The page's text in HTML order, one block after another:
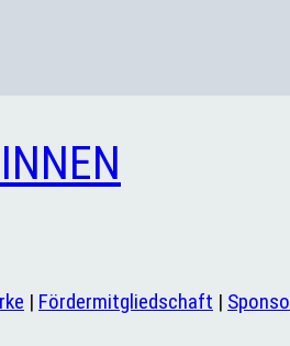
| Fördermitgliedschaft |